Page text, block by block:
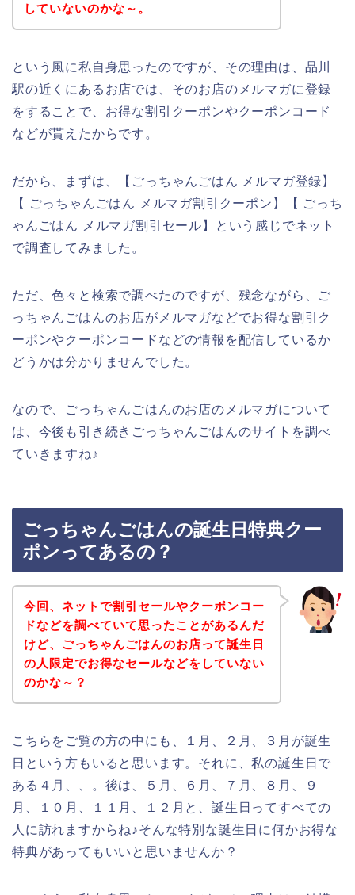
していないのかな～。
という風に私自身思ったのですが、その理由は、品川
駅の近くにあるお店では、そのお店のメルマガに登録
をすることで、お得な割引クーポンやクーポンコード
などが貰えたからです。
だから、まずは、【ごっちゃんごはん メルマガ登録】
【 ごっちゃんごはん メルマガ割引クーポン】【 ごっち
ゃんごはん メルマガ割引セール】という感じでネット
で調査してみました。
ただ、色々と検索で調べたのですが、残念ながら、ご
っちゃんごはんのお店がメルマガなどでお得な割引ク
ーポンやクーポンコードなどの情報を配信しているか
どうかは分かりませんでした。
なので、ごっちゃんごはんのお店のメルマガについて
は、今後も引き続きごっちゃんごはんのサイトを調べ
ていきますね♪
ごっちゃんごはんの誕生日特典クー
ポンってあるの？
今回、ネットで割引セールやクーポンコー
ドなどを調べていて思ったことがあるんだ
けど、ごっちゃんごはんのお店って誕生日
の人限定でお得なセールなどをしていない
のかな～？
こちらをご覧の方の中にも、１月、２月、３月が誕生
日という方もいると思います。それに、私の誕生日で
ある４月、、。後は、５月、６月、７月、８月、９
月、１０月、１１月、１２月と、誕生日ってすべての
人に訪れますからね♪そんな特別な誕生日に何かお得な
特典があってもいいと思いませんか？